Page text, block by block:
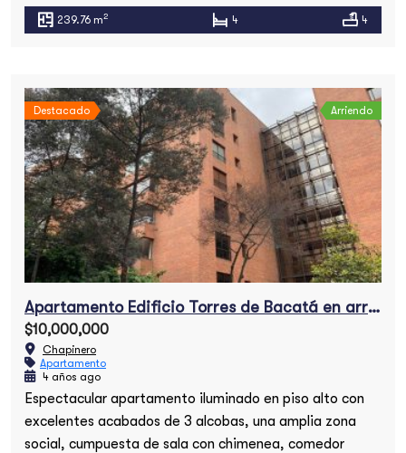
239.76 m2 4 4
Destacado Arriendo
Apartamento Edificio Torres de Bacatá en arriendo
$10,000,000
Chapinero
Apartamento
4 años ago
Espectacular apartamento iluminado en piso alto con
excelentes acabados de 3 alcobas, una amplia zona
social, cumpuesta de sala con chimenea, comedor